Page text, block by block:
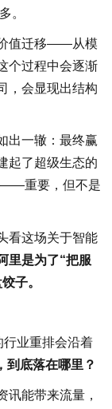
。
值迁移——从模
个过程中会逐渐
，会显现出结构
出一辙：最终赢
起了超级生态的
重要，但不是
看这场关于智能
里是为了“把服
子。
行业重排会沿着
到底落在哪里？
讯能带来流量，